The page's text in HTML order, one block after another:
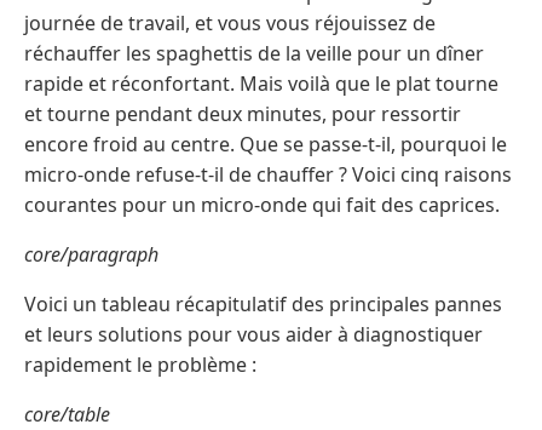
journée de travail, et vous vous réjouissez de
réchauffer les spaghettis de la veille pour un dîner
rapide et réconfortant. Mais voilà que le plat tourne
et tourne pendant deux minutes, pour ressortir
encore froid au centre. Que se passe-t-il, pourquoi le
micro-onde refuse-t-il de chauffer ? Voici cinq raisons
courantes pour un micro-onde qui fait des caprices.
core/paragraph
Voici un tableau récapitulatif des principales pannes
et leurs solutions pour vous aider à diagnostiquer
rapidement le problème :
core/table